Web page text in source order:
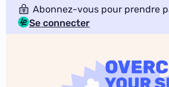
Abonnez-vous pour prendre
Se connecter